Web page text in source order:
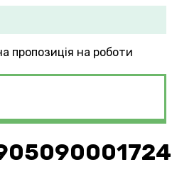
пропозиція на роботи